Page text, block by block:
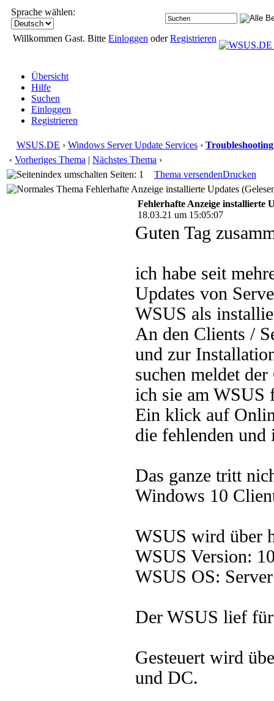
Sprache wählen:
Willkommen Gast. Bitte Einloggen oderRegistrieren
Übersicht
Hilfe
Suchen
Einloggen
Registrieren
WSUS.DE › Windows Server Update Services › Troubleshooting
‹ Vorheriges Thema | Nächstes Thema ›
Seiten: 1
Thema versendenDrucken
Fehlerhafte Anzeige installierte Updates
Fehlerhafte Anzeige installierte
18.03.21 um 15:05:07
Guten Tag
ich habe seit
Updates von
WSUS als
An den Clients /
und zur
suchen meldet
ich sie am WSUS
Ein klick auf
die fehlenden und
Das ganze tritt
Windows 10
WSUS wird über
WSUS Version:
WSUS OS:
Der WSUS lief
Gesteuert wird
und DC.